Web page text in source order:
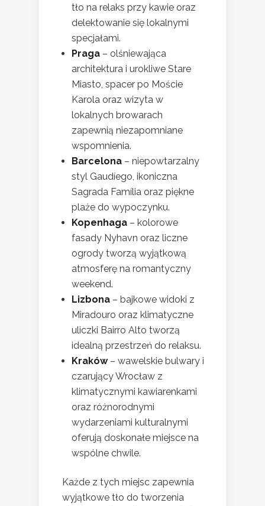
tło na relaks przy kawie oraz
delektowanie się lokalnymi
specjałami.
Praga – olśniewająca
architektura i urokliwe Stare
Miasto, spacer po Moście
Karola oraz wizyta w
lokalnych browarach
zapewnią niezapomniane
wspomnienia.
Barcelona – niepowtarzalny
styl Gaudíego, ikoniczna
Sagrada Família oraz piękne
plaże do wypoczynku.
Kopenhaga – kolorowe
fasady Nyhavn oraz liczne
ogrody tworzą wyjątkową
atmosferę na romantyczny
weekend.
Lizbona – bajkowe widoki z
Miradouro oraz klimatyczne
uliczki Bairro Alto tworzą
idealną przestrzeń do relaksu.
Kraków– wawelskie bulwary i
czarujący Wrocław z
klimatycznymi kawiarenkami
oraz różnorodnymi
wydarzeniami kulturalnymi
oferują doskonałe miejsce na
wspólne chwile.
Każde z tych miejsc zapewnia
wyjątkowe tło do tworzenia